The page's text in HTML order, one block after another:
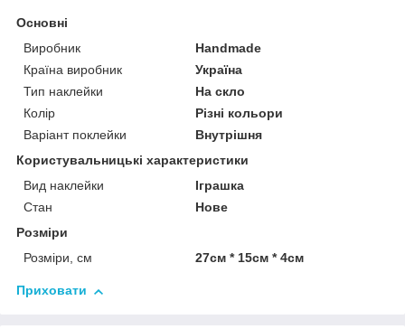
Основні
Виробник
Handmade
Країна виробник
Україна
Тип наклейки
На скло
Колір
Різні кольори
Варіант поклейки
Внутрішня
Користувальницькі характеристики
Вид наклейки
Іграшка
Стан
Нове
Розміри
Розміри, см
27см * 15см * 4см
Приховати